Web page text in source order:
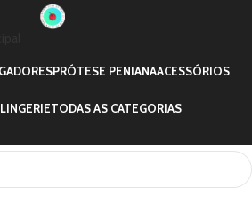
PRÓTESE PENIANAACESSÓRIOS
LINGERIETODAS AS CATEGORIAS